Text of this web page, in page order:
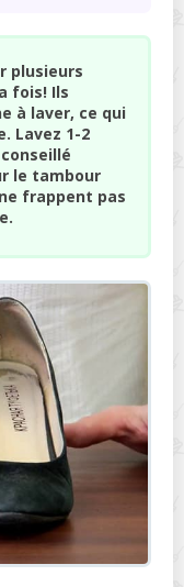
plusieurs
fois! Ils
à laver, ce qui
Lavez 1-2
le tambour
frappent pas